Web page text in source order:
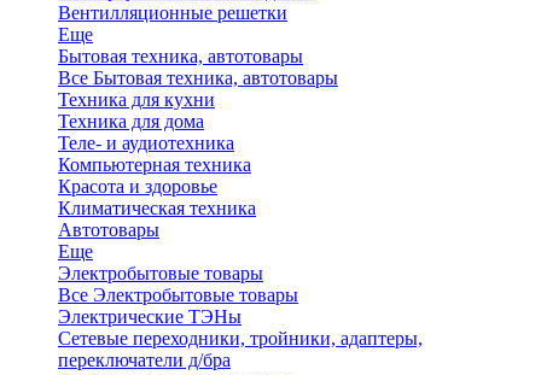
Вентилляционные решетки
Еще
Бытовая техника, автотовары
Все Бытовая техника, автотовары
Техника для кухни
Техника для дома
Теле- и аудиотехника
Компьютерная техника
Красота и здоровье
Климатическая техника
Автотовары
Еще
Электробытовые товары
Все Электробытовые товары
Электрические ТЭНы
Сетевые переходники, тройники, адаптеры,
переключатели д/бра